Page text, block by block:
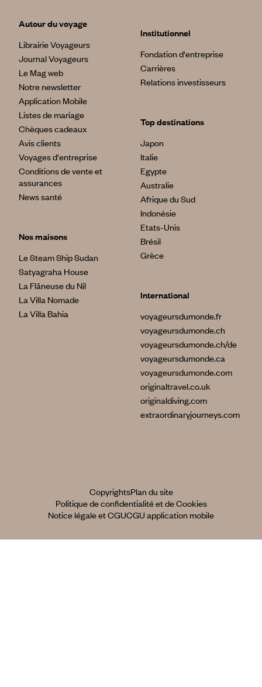
Autour du voyage
Librairie Voyageurs
Journal Voyageurs
Le Mag web
Notre newsletter
Application Mobile
Listes de mariage
Chèques cadeaux
Avis clients
Voyages d'entreprise
Conditions de vente et
assurances
News santé
Nos maisons
Le Steam Ship Sudan
Satyagraha House
La Flâneuse du Nil
La Villa Nomade
La Villa Bahia
Institutionnel
Fondation d'entreprise
Carrières
Relations investisseurs
Top destinations
Japon
Italie
Egypte
Australie
Afrique du Sud
Indonésie
Etats-Unis
Brésil
Grèce
International
voyageursdumonde.fr
voyageursdumonde.ch
voyageursdumonde.ch/de
voyageursdumonde.ca
voyageursdumonde.com
originaltravel.co.uk
originaldiving.com
extraordinaryjourneys.com
CopyrightsPlan du site
Politique de confidentialité et de Cookies
Notice légale et CGUCGU application mobile